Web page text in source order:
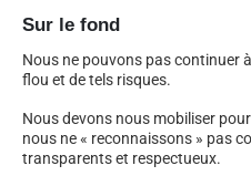
Sur le fond
Nous ne pouvons pas continuer
flou et de tels risques.
Nous devons nous mobiliser
nous ne « reconnaissons » pas
transparents et respectueux.